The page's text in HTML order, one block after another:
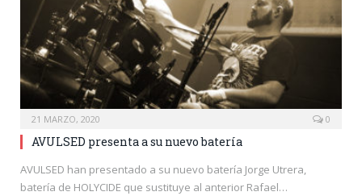
21 MARZO, 2020 0
AVULSED presenta a su nuevo batería
AVULSED han presentado a su nuevo batería Jorge Utrera,
batería de HOLYCIDE que sustituye al anterior Rafael…